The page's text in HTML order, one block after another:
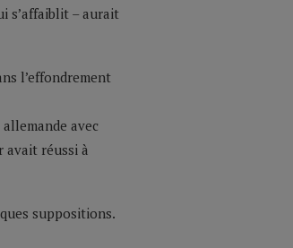
s’affaiblit – aurait
l’effondrement
avec
avait réussi à
suppositions.